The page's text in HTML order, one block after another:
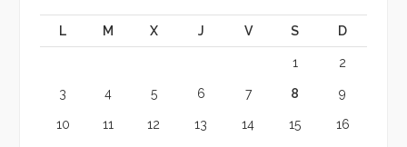
L M X J V S D
1 2
3 4 5 6 7 8 9
10 11 12 13 14 15 16